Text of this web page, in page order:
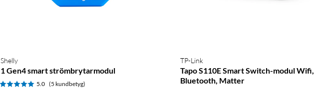
Shelly
1 Gen4 smart strömbrytarmodul
5.0 (5 kundbetyg)
TP-Link
Tapo S110E Smart Switch-modul Wifi,
Bluetooth, Matter